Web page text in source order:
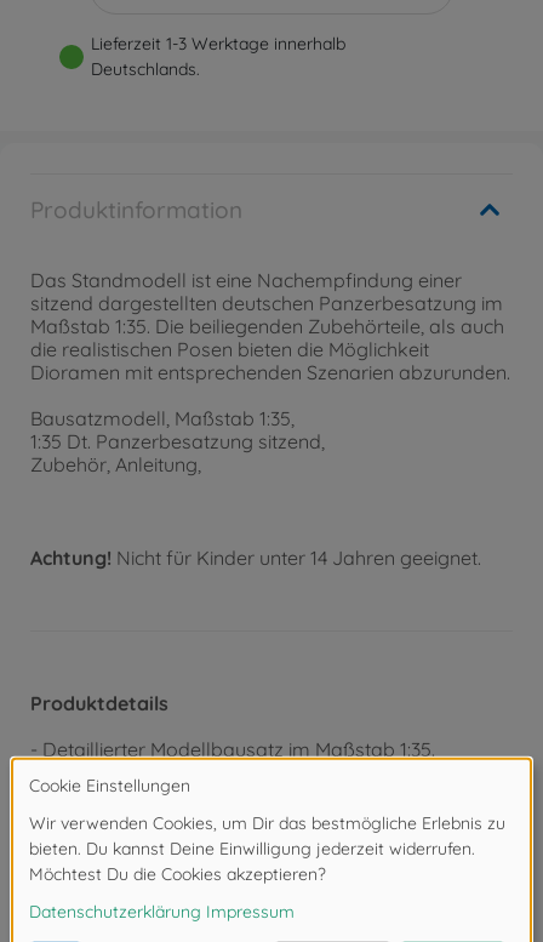
Lieferzeit 1-3 Werktage innerhalb
Deutschlands.
Produktinformation
Das Standmodell ist eine Nachempfindung einer
sitzend dargestellten deutschen Panzerbesatzung im
Maßstab 1:35. Die beiliegenden Zubehörteile, als auch
die realistischen Posen bieten die Möglichkeit
Dioramen mit entsprechenden Szenarien abzurunden.
Bausatzmodell, Maßstab 1:35,
1:35 Dt. Panzerbesatzung sitzend,
Zubehör, Anleitung,
Achtung! Nicht für Kinder unter 14 Jahren geeignet.
Produktdetails
- Detaillierter Modellbausatz im Maßstab 1:35.
in Eigenregie montiert werden.
- Der selbstständige Aufbau wird mithilfe einer Schritt-
für-Schritt bzw. bebilderten Aufbauanleitung begleitet.
Die Aufbauanleitung ist selbstverständlich im
Lieferumfang enthalten.
- Auf Basis der Aufbauanleitung müssen die